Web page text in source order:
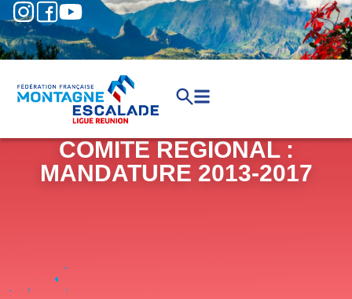
COMITE REGIONAL :
MANDATURE 2013-2017